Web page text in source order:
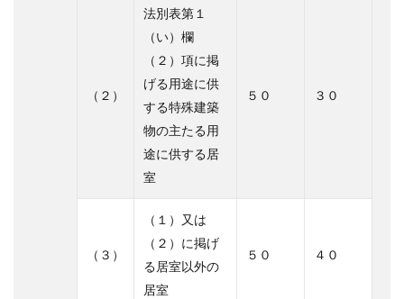
（２）
法別表第１
（い）欄
（２）項に掲
げる用途に供
する特殊建築
物の主たる用
途に供する居
室
５０ ３０
（３）
（１）又は
（２）に掲げ
る居室以外の
居室
５０ ４０